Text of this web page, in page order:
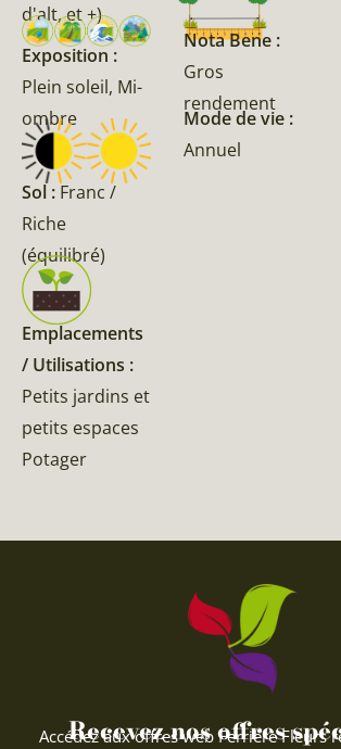
d'alt, et +)
Exposition :
Plein soleil, Mi-
ombre
Sol : Franc /
Riche
(équilibré)
Emplacements
/ Utilisations :
Petits jardins et
petits espaces
Potager
Nota Bene :
Gros
rendement
Mode de vie :
Annuel
Recevez nos offres
Accédez aux offres web Ferriere Fleurs